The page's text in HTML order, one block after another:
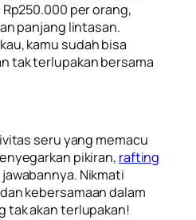
Rp250.000 per orang,
panjang lintasan.
kamu sudah bisa
tak terlupakan bersama
seru yang memacu
pikiran, rafting
Nikmati
kebersamaan dalam
tak akan terlupakan!